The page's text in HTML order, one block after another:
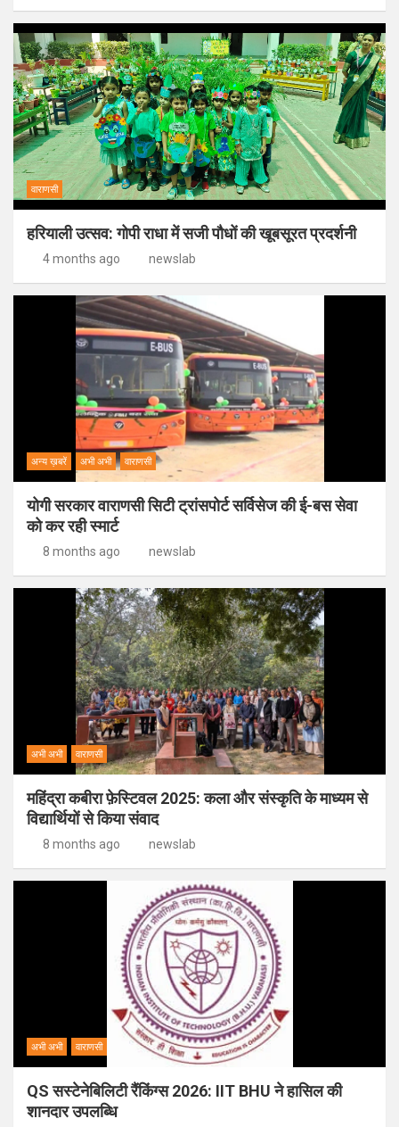
वाराणसी
हरियाली उत्सव: गोपी राधा में सजी पौधों की खूबसूरत प्रदर्शनी
4 months ago newslab
अन्य ख़बरें अभी अभी वाराणसी
योगी सरकार वाराणसी सिटी ट्रांसपोर्ट सर्विसेज की ई-बस सेवा
को कर रही स्मार्ट
8 months ago newslab
अभी अभी वाराणसी
महिंद्रा कबीरा फ़ेस्टिवल 2025: कला और संस्कृति के माध्यम से
विद्यार्थियों से किया संवाद
8 months ago newslab
अभी अभी वाराणसी
QS सस्टेनेबिलिटी रैंकिंग्स 2026: IIT BHU ने हासिल की
शानदार उपलब्धि